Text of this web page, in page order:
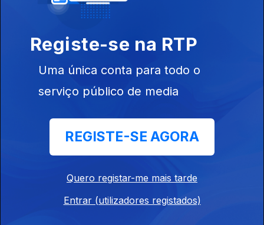
Ep. 6
com comida
Ep. 7
Uvas, licor e
contar em
Registe-se na RTP
Uma única conta para todo o
serviço público de media
REGISTE-SE AGORA
Quero registar-me mais tarde
Entrar (utilizadores registados)